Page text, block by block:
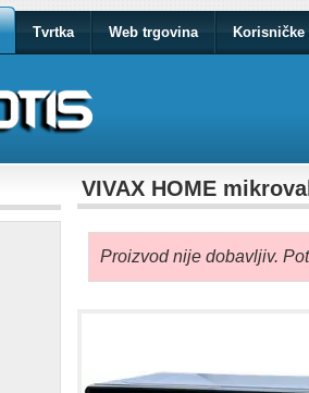
Tvrtka Web trgovina Korisničke
VIVAX HOME
Proizvod nije dobavljiv.